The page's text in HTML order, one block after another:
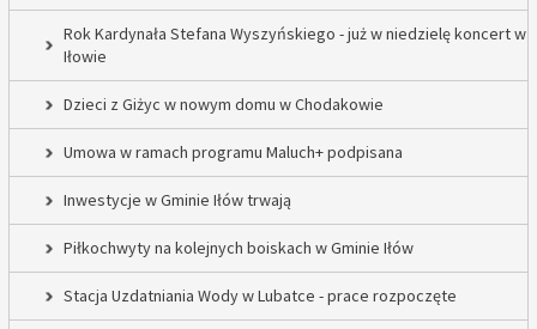
Rok Kardynała Stefana Wyszyńskiego - już w niedzielę koncert w
Iłowie
Dzieci z Giżyc w nowym domu w Chodakowie
Umowa w ramach programu Maluch+ podpisana
Inwestycje w Gminie Iłów trwają
Piłkochwyty na kolejnych boiskach w Gminie Iłów
Stacja Uzdatniania Wody w Lubatce - prace rozpoczęte